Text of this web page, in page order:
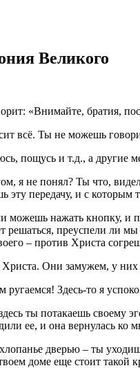
Великого
«Внимайте, братия,
всё. Ты не можешь
пощусь и т.д., а другие
я не понял? Ты что,
эту передачу, и с
нажать кнопку, и
решаться, преуспели ли
– против Христа
Они замужем, у них
Здесь-то я
ты потакаешь
ее, и она вернулась ко
дверью – ты
доме еще стоит такой